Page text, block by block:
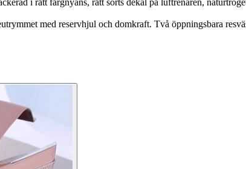
i rätt färgnyans, rätt sorts dekal på luftrenaren,
med reservhjul och domkraft. Två öppningsbara